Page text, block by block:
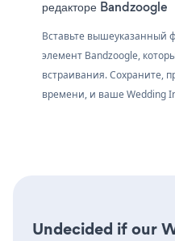
редакторе Bandzoogle
Вставьте вышеуказанный
элемент Bandzoogle,
встраивания. Сохраните,
времени, и ваше Wedding
Undecided if our